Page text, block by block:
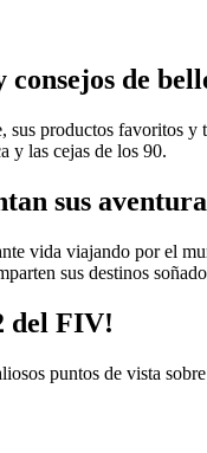
de
sus productos favoritos
y las cejas de los 90.
sus
vida viajando por el
sus destinos
del FIV!
puntos de vista